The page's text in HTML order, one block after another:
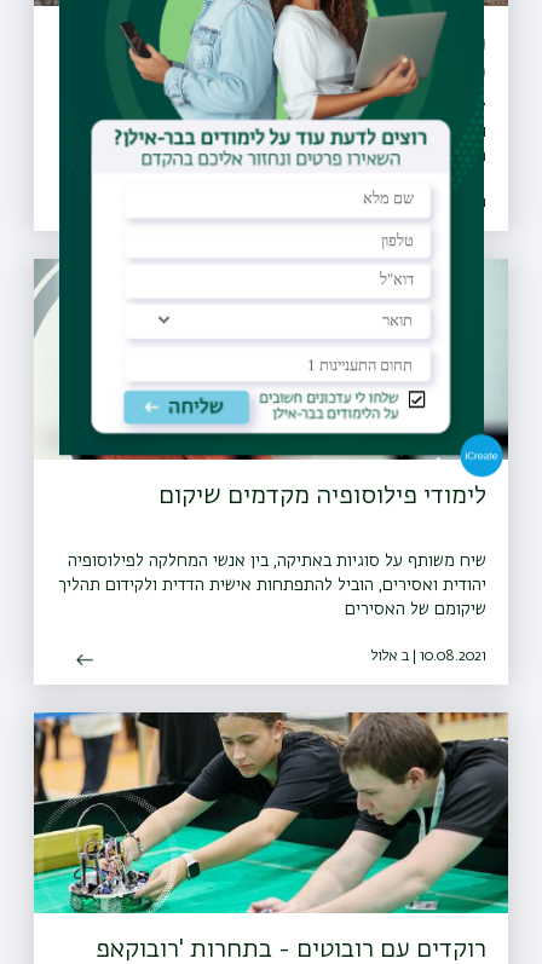
מיזם "קחו אתכם את הזבל" יקודם בעולם
כפורץ דרך
27 מועצות מקומיות ומועצות אזוריות חתמו על אמנת המיזם
והתחייבו לבצע הסברה, חינוך, ואכיפה ברוחו, החלו פעילויות
הסברה חינוך ואכיפה ברשויות ו-30 רשויות נוספות הביעו נכונות
26.07.2021 | טז אב
לימודי פילוסופיה מקדמים שיקום
שיח משותף על סוגיות באתיקה, בין אנשי המחלקה לפילוסופיה
יהודית ואסירים, הוביל להתפתחות אישית הדדית ולקידום תהליך
שיקומם של האסירים
10.08.2021 | ב אלול
רוקדים עם רובוטים - בתחרות 'רובוקאפ